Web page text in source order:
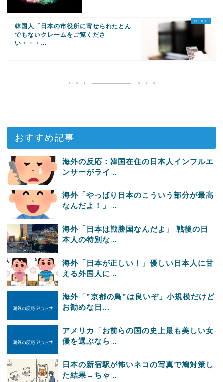
韓国人「日本の市役所に寄せられたとん
でもないクレームをご覧くださ
い・・・...
おすすめ記事
海外の反応：韓国在住の日本人インフルエ
ンサーがライ...
海外「やっぱり日本のこういう部分が最高
なんだよ！」...
海外「日本は戦勝国なんだよ」 戦後の日
本人の特別な...
海外「日本が正しい！」優しい日本人に甘
える外国人に...
海外「”京都の鳥”は良いぞ」小規模だけど
お勧めな日...
アメリカ「お前らの国の史上最も美しい女
優を選ぶなら...
日本の新宿駅が怖いネコの写真で鳩対策し
た結果→ちゃ...